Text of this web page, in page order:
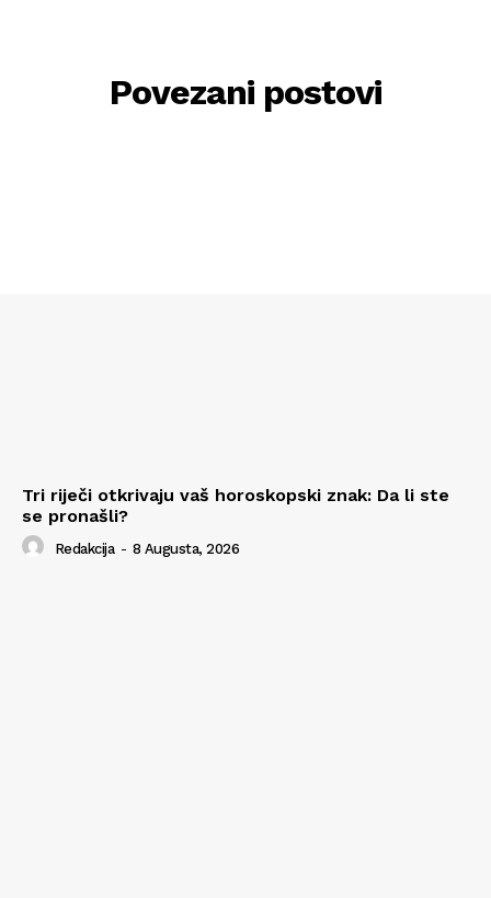
Povezani postovi
Tri riječi otkrivaju vaš horoskopski znak: Da li ste
se pronašli?
Redakcija - 8 Augusta, 2026